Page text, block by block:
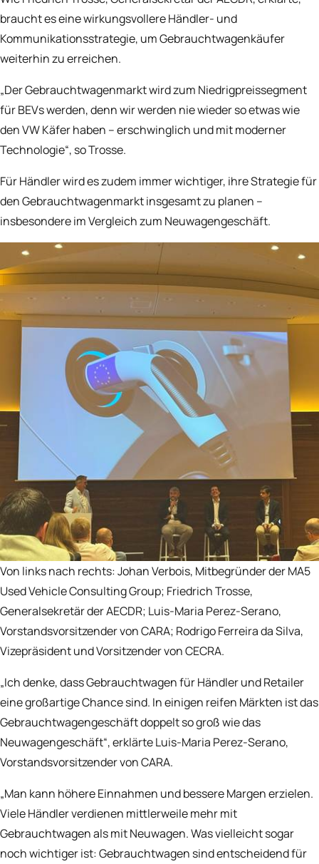
braucht es eine wirkungsvollere Händler- und
Kommunikationsstrategie, um Gebrauchtwagenkäufer
weiterhin zu erreichen.
„Der Gebrauchtwagenmarkt wird zum Niedrigpreissegment
für BEVs werden, denn wir werden nie wieder so etwas wie
den VW Käfer haben – erschwinglich und mit moderner
Technologie“, so Trosse.
Für Händler wird es zudem immer wichtiger, ihre Strategie für
den Gebrauchtwagenmarkt insgesamt zu planen –
insbesondere im Vergleich zum Neuwagengeschäft.
Von links nach rechts: Johan Verbois, Mitbegründer der MA5
Used Vehicle Consulting Group; Friedrich Trosse,
Generalsekretär der AECDR; Luis-Maria Perez-Serano,
Vorstandsvorsitzender von CARA; Rodrigo Ferreira da Silva,
Vizepräsident und Vorsitzender von CECRA.
„Ich denke, dass Gebrauchtwagen für Händler und Retailer
eine großartige Chance sind. In einigen reifen Märkten ist das
Gebrauchtwagengeschäft doppelt so groß wie das
Neuwagengeschäft“, erklärte Luis-Maria Perez-Serano,
Vorstandsvorsitzender von CARA.
„Man kann höhere Einnahmen und bessere Margen erzielen.
Viele Händler verdienen mittlerweile mehr mit
Gebrauchtwagen als mit Neuwagen. Was vielleicht sogar
noch wichtiger ist: Gebrauchtwagen sind entscheidend für